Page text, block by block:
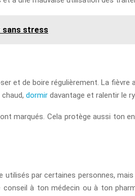
sans stress
et de boire régulièrement. La fièvre
dormir davantage et ralentir le
marqués. Cela protège aussi ton
par certaines personnes,
conseil à ton médecin ou à ton